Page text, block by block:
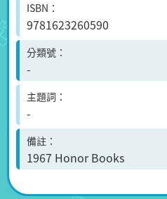
ISBN
9781623260590
分類號
-
主題詞
-
備註
1967 Honor Books